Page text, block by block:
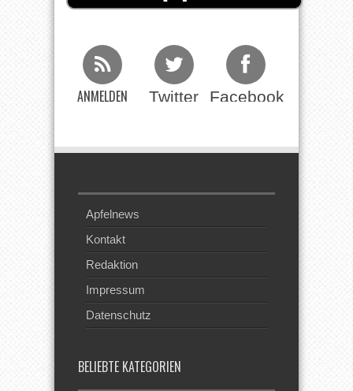
ANMELDEN Twitter Facebook
Apfelnews
Kontakt
Redaktion
Impressum
Datenschutz
BELIEBTE KATEGORIEN